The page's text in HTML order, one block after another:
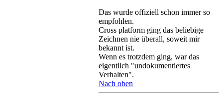
Das wurde offiziell schon immer so
empfohlen.
Cross platform ging das beliebige
Zeichnen nie überall, soweit mir
bekannt ist.
Wenn es trotzdem ging, war das
eigentlich "undokumentiertes
Verhalten".
Nach oben